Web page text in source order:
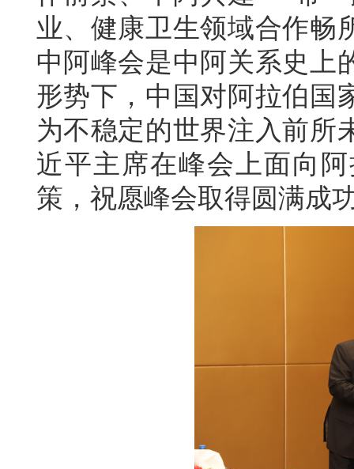
业、健康卫生领域合作畅
中阿峰会是中阿关系史上
形势下，中国对阿拉伯国
为不稳定的世界注入前所
近平主席在峰会上面向
策，祝愿峰会取得圆满成